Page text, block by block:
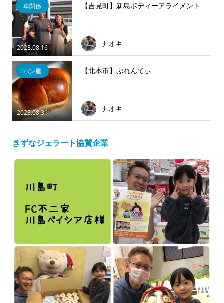
2023.08.16
車関係 【吉見町】新島ボディーアライメント
ナオキ
2023.08.31
パン屋 【北本市】ぷれんてぃ
ナオキ
きずなジェラート協賛企業